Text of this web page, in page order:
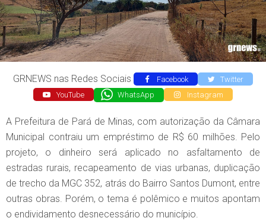
GRNEWS nas Redes Sociais Facebook
Twitter
YouTube
WhatsApp Instagram
A Prefeitura de Pará de Minas, com autorização da Câmara
Municipal contraiu um empréstimo de R$ 60 milhões. Pelo
projeto, o dinheiro será aplicado no asfaltamento de
estradas rurais, recapeamento de vias urbanas, duplicação
de trecho da MGC 352, atrás do Bairro Santos Dumont, entre
outras obras. Porém, o tema é polêmico e muitos apontam
o endividamento desnecessário do município.